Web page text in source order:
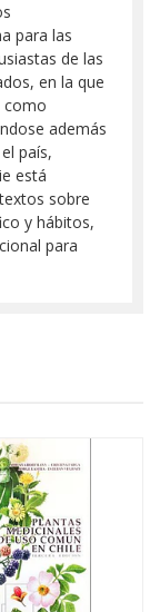
para las
de las
en la que
como
además
país,
está
sobre
y hábitos,
para